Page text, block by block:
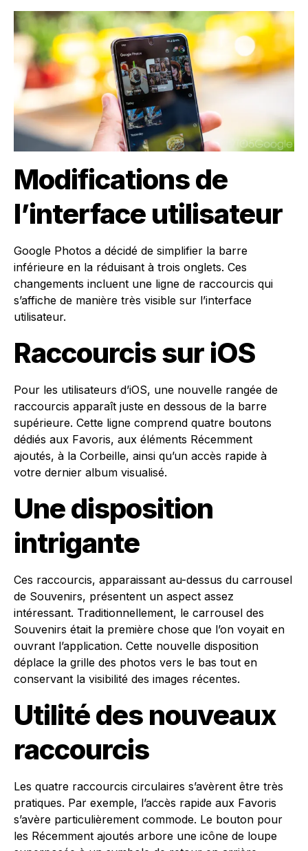
Modifications de
l’interface utilisateur
Google Photos a décidé de simplifier la barre
inférieure en la réduisant à trois onglets. Ces
changements incluent une ligne de raccourcis qui
s’affiche de manière très visible sur l’interface
utilisateur.
Raccourcis sur iOS
Pour les utilisateurs d’iOS, une nouvelle rangée de
raccourcis apparaît juste en dessous de la barre
supérieure. Cette ligne comprend quatre boutons
dédiés aux Favoris, aux éléments Récemment
ajoutés, à la Corbeille, ainsi qu’un accès rapide à
votre dernier album visualisé.
Une disposition
intrigante
Ces raccourcis, apparaissant au-dessus du carrousel
de Souvenirs, présentent un aspect assez
intéressant. Traditionnellement, le carrousel des
Souvenirs était la première chose que l’on voyait en
ouvrant l’application. Cette nouvelle disposition
déplace la grille des photos vers le bas tout en
conservant la visibilité des images récentes.
Utilité des nouveaux
raccourcis
Les quatre raccourcis circulaires s’avèrent être très
pratiques. Par exemple, l’accès rapide aux Favoris
s’avère particulièrement commode. Le bouton pour
les Récemment ajoutés arbore une icône de loupe